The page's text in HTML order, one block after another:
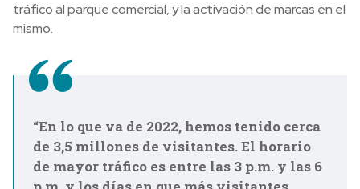
tráfico al parque comercial, y la activación de marcas en el
mismo.
“En lo que va de 2022, hemos tenido cerca
de 3,5 millones de visitantes. El horario
de mayor tráfico es entre las 3 p.m. y las 6